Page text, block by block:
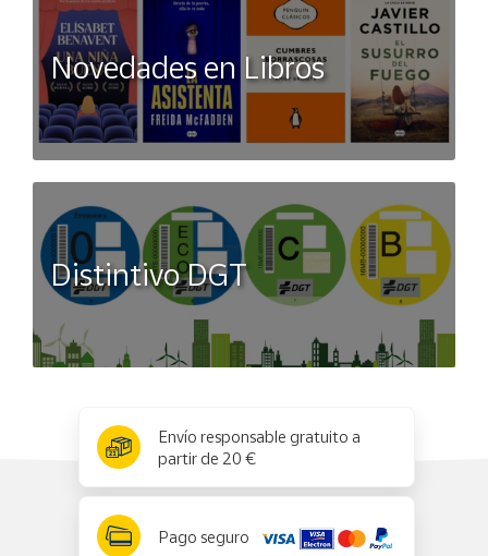
Novedades en Libros
Distintivo DGT
Envío responsable gratuito a
partir de 20 €
Pago seguro